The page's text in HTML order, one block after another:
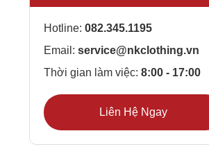
Hotline: 082.345.1195
Email: service@nkclothing.vn
Thời gian làm việc: 8:00 - 17:00
Liên Hệ Ngay